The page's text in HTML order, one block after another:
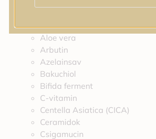
Allantoin
Aloe vera
Arbutin
Azelainsav
Bakuchiol
Bifida ferment
C-vitamin
Centella Asiatica (CICA)
Ceramidok
Csigamucin